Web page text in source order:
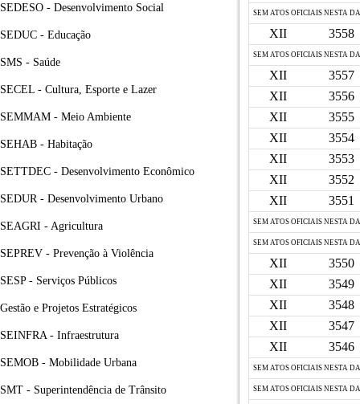
SEDESO - Desenvolvimento Social
SEDUC - Educação
SMS - Saúde
SECEL - Cultura, Esporte e Lazer
SEMMAM - Meio Ambiente
SEHAB - Habitação
SETTDEC - Desenvolvimento Econômico
SEDUR - Desenvolvimento Urbano
SEAGRI - Agricultura
SEPREV - Prevenção à Violência
SESP - Serviços Públicos
Gestão e Projetos Estratégicos
SEINFRA - Infraestrutura
SEMOB - Mobilidade Urbana
SMT - Superintendência de Trânsito
SEM ATOS OFICIAIS NESTA
XII 3558
SEM ATOS OFICIAIS NESTA
XII
3557
XII
3556
XII
3555
XII
3554
XII
3553
XII
3552
XII
3551
SEM ATOS OFICIAIS NESTA
SEM ATOS OFICIAIS NESTA
XII
3550
XII
3549
XII
3548
XII
3547
XII
3546
SEM ATOS OFICIAIS NESTA
SEM ATOS OFICIAIS NESTA